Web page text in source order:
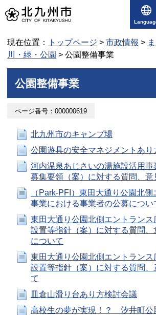
現在位置： トップページ > 市政情報 >
川・緑・公園 > 公園整備事業
公園整備事業
ページ番号：000000619
北九州市のキャンプ場
公園遊具の安全マネジメントあり
河内温泉あじさいの湯施設活用
募集要領（案）に対する質問、意
（Park-PFI）東田大通り公園北
事業における事業者の公募につい
東田大通り公園北側エントランス
設置等指針（案）に対する質問
について
東田大通り公園北側エントランス
設置等指針（案）に対する質問、
て
皿倉山滑り台あり方検討会議
高校生の夢が実現！？ 汐井町公